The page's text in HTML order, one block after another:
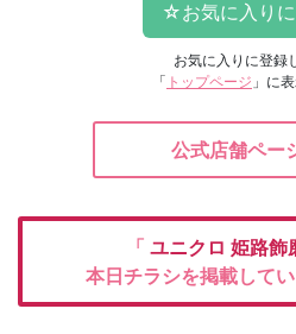
お気に入りに登録
「 トップページ 」に
公式店舗ペー
「 ユニクロ 姫路飾
本日チラシを掲載して